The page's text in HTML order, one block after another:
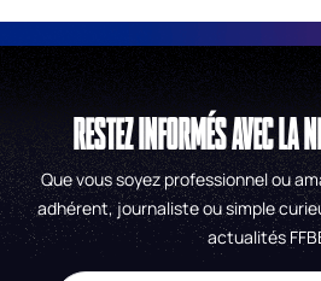
RESTEZ INFORMÉS AVEC LA
Que vous soyez professionnel ou
adhérent, journaliste ou simple
actualités